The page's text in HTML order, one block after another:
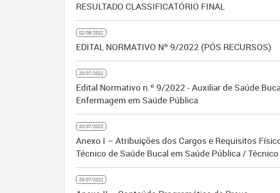
RESULTADO CLASSIFICATÓRIO FINAL
02/08/2022
EDITAL NORMATIVO Nº 9/2022 (PÓS RECURSOS)
20/07/2022
Edital Normativo n.º 9/2022 - Auxiliar de Saúde
Enfermagem em Saúde Pública
20/07/2022
Anexo I – Atribuições dos Cargos e Requisitos
Técnico de Saúde Bucal em Saúde Pública /
20/07/2022